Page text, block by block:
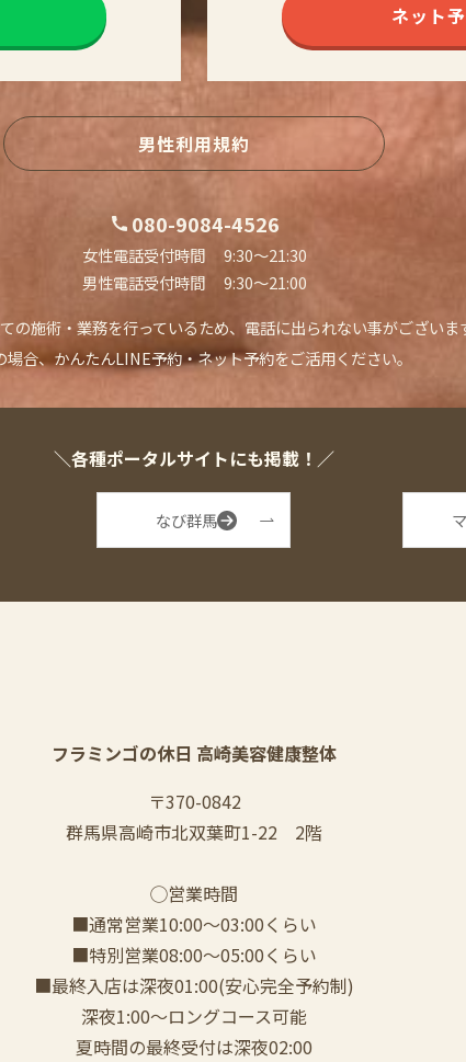
ネット
男性利用規約
080-9084-4526
女性電話受付時間 9:30〜21:30
男性電話受付時間 9:30〜21:00
の施術・業務を行っているため、 電話に出られない事がございま
場合、かんたんLINE予約・ネット予約をご活用ください。
＼各種ポータルサイトにも掲載！／
なび群馬
フラミンゴの休日 高崎美容健康整体
〒370-0842
群馬県高崎市北双葉町1-22 2階
◯営業時間
■通常営業10:00〜03:00くらい
■特別営業08:00〜05:00くらい
■最終入店は深夜01:00(安心完全予約制)
深夜1:00〜ロングコース可能
夏時間の最終受付は深夜02:00